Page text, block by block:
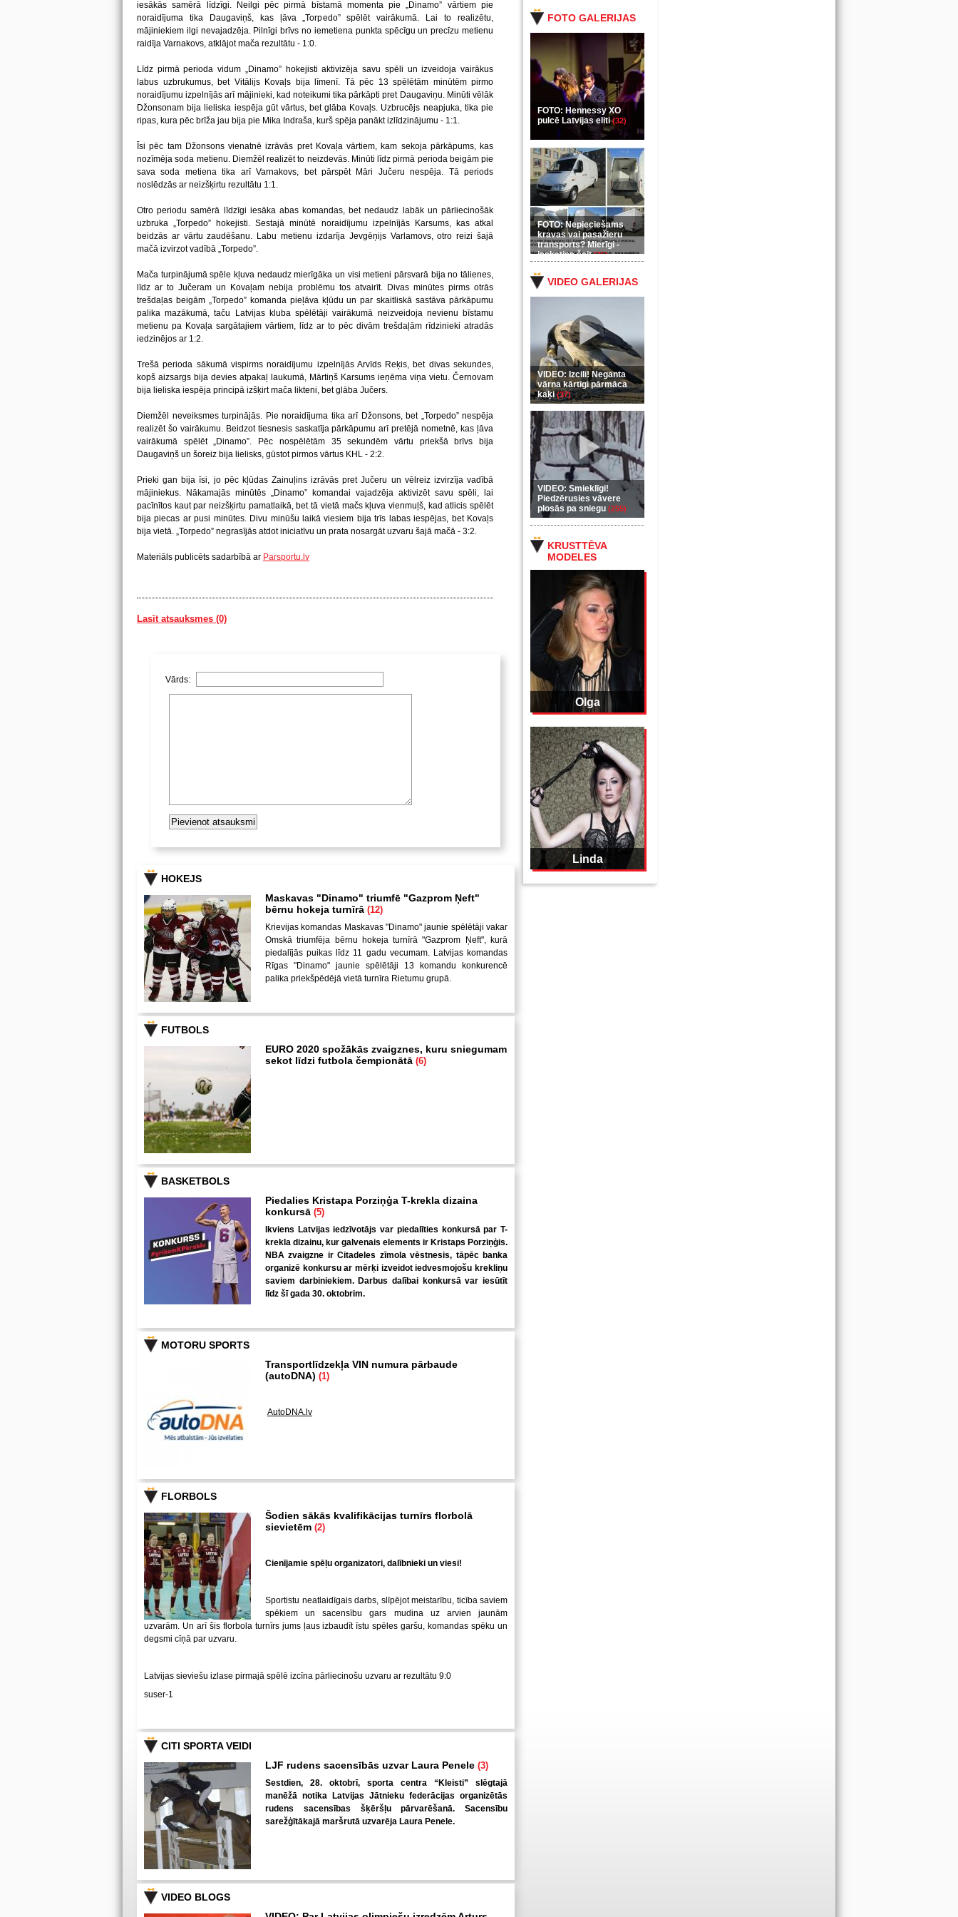
FOTO GALERIJAS
FOTO: Hennessy XO
pulcē Latvijas eliti(32)
FOTO: Nepieciešams
kravas vai pasažieru
transports? Mierīgi -
ieskaties šeit(35)
VIDEO GALERIJAS
VIDEO: Izcili! Neganta
vārna kārtīgi pārmāca
kaķi(37)
VIDEO: Smieklīgi!
Piedzērusies vāvere
plosās pa sniegu (255)
KRUSTTĒVA
MODELES
Olga
Linda
iesākās samērā līdzīgi. Neilgi pēc pirmā bīstamā momenta pie „Dinamo” vārtiem pie
noraidījuma tika Daugaviņš, kas ļāva „Torpedo” spēlēt vairākumā. Lai to realizētu,
mājiniekiem ilgi nevajadzēja. Pilnīgi brīvs no iemetiena punkta spēcīgu un precīzu metienu
raidīja Varnakovs, atklājot mača rezultātu - 1:0.
Līdz pirmā perioda vidum „Dinamo” hokejisti aktivizēja savu spēli un izveidoja vairākus
labus uzbrukumus, bet Vitālijs Kovaļs bija līmenī. Tā pēc 13 spēlētām minūtēm pirmo
noraidījumu izpelnījās arī mājinieki, kad noteikumi tika pārkāpti pret Daugaviņu. Minūti vēlāk
Džonsonam bija lieliska iespēja gūt vārtus, bet glāba Kovaļs. Uzbrucējs neapjuka, tika pie
ripas, kura pēc brīža jau bija pie Mika Indraša, kurš spēja panākt izlīdzinājumu - 1:1.
Īsi pēc tam Džonsons vienatnē izrāvās pret Kovaļa vārtiem, kam sekoja pārkāpums, kas
nozīmēja soda metienu. Diemžēl realizēt to neizdevās. Minūti līdz pirmā perioda beigām pie
sava soda metiena tika arī Varnakovs, bet pārspēt Māri Jučeru nespēja. Tā periods
noslēdzās ar neizšķirtu rezultātu 1:1.
Otro periodu samērā līdzīgi iesāka abas komandas, bet nedaudz labāk un pārliecinošāk
uzbruka „Torpedo” hokejisti. Sestajā minūtē noraidījumu izpelnījās Karsums, kas atkal
beidzās ar vārtu zaudēšanu. Labu metienu izdarīja Jevgēņijs Varlamovs, otro reizi šajā
mačā izvirzot vadībā „Torpedo”.
Mača turpinājumā spēle kļuva nedaudz mierīgāka un visi metieni pārsvarā bija no tālienes,
līdz ar to Jučeram un Kovaļam nebija problēmu tos atvairīt. Divas minūtes pirms otrās
trešdaļas beigām „Torpedo” komanda pieļāva kļūdu un par skaitliskā sastāva pārkāpumu
palika mazākumā, taču Latvijas kluba spēlētāji vairākumā neizveidoja nevienu bīstamu
metienu pa Kovaļa sargātajiem vārtiem, līdz ar to pēc divām trešdaļām rīdzinieki atradās
iedzinējos ar 1:2.
Trešā perioda sākumā vispirms noraidījumu izpelnījās Arvīds Reķis, bet divas sekundes,
kopš aizsargs bija devies atpakaļ laukumā, Mārtiņš Karsums ieņēma viņa vietu. Černovam
bija lieliska iespēja principā izšķirt mača likteni, bet glāba Jučers.
Diemžēl neveiksmes turpinājās. Pie noraidījuma tika arī Džonsons, bet „Torpedo” nespēja
realizēt šo vairākumu. Beidzot tiesnesis saskatīja pārkāpumu arī pretējā nometnē, kas ļāva
vairākumā spēlēt „Dinamo”. Pēc nospēlētām 35 sekundēm vārtu priekšā brīvs bija
Daugaviņš un šoreiz bija lielisks, gūstot pirmos vārtus KHL - 2:2.
Prieki gan bija īsi, jo pēc kļūdas Zainuļins izrāvās pret Jučeru un vēlreiz izvirzīja vadībā
mājiniekus. Nākamajās minūtēs „Dinamo” komandai vajadzēja aktivizēt savu spēli, lai
pacīnītos kaut par neizšķirtu pamatlaikā, bet tā vietā mačs kļuva vienmuļš, kad atlicis spēlēt
bija piecas ar pusi minūtes. Divu minūšu laikā viesiem bija trīs labas iespējas, bet Kovaļs
bija vietā. „Torpedo” negrasījās atdot iniciatīvu un prata nosargāt uzvaru šajā mačā - 3:2.
Materiāls publicēts sadarbībā ar Parsportu.lv
Lasīt atsauksmes (0)
Vārds:
HOKEJS
Maskavas "Dinamo" triumfē "Gazprom Ņeft"
bērnu hokeja turnīrā (12)
Krievijas komandas Maskavas "Dinamo" jaunie spēlētāji vakar
Omskā triumfēja bērnu hokeja turnīrā "Gazprom Ņeft", kurā
piedalījās puikas līdz 11 gadu vecumam. Latvijas komandas
Rīgas "Dinamo" jaunie spēlētāji 13 komandu konkurencē
palika priekšpēdējā vietā turnīra Rietumu grupā.
FUTBOLS
EURO 2020 spožākās zvaigznes, kuru sniegumam
sekot līdzi futbola čempionātā (6)
BASKETBOLS
Piedalies Kristapa Porziņģa T-krekla dizaina
konkursā (5)
Ikviens Latvijas iedzīvotājs var piedalīties konkursā par T-
krekla dizainu, kur galvenais elements ir Kristaps Porziņģis.
NBA zvaigzne ir Citadeles zīmola vēstnesis, tāpēc banka
organizē konkursu ar mērķi izveidot iedvesmojošu krekliņu
saviem darbiniekiem. Darbus dalībai konkursā var iesūtīt
līdz šī gada 30. oktobrim.
MOTORU SPORTS
Transportlīdzekļa VIN numura pārbaude
(autoDNA) (1)
AutoDNA.lv
FLORBOLS
Šodien sākās kvalifikācijas turnīrs florbolā
sievietēm (2)
Cienījamie spēļu organizatori, dalībnieki un viesi!
Sportistu neatlaidīgais darbs, slīpējot meistarību, ticība saviem
spēkiem un sacensību gars mudina uz arvien jaunām
uzvarām. Un arī šis florbola turnīrs jums ļaus izbaudīt īstu spēles garšu, komandas spēku un
degsmi cīņā par uzvaru.
Latvijas sieviešu izlase pirmajā spēlē izcīna pārliecinošu uzvaru ar rezultātu 9:0
suser-1
CITI SPORTA VEIDI
LJF rudens sacensībās uzvar Laura Penele (3)
Sestdien, 28. oktobrī, sporta centra “Kleisti” slēgtajā
manēžā notika Latvijas Jātnieku federācijas organizētās
rudens sacensības šķēršļu pārvarēšanā. Sacensību
sarežģītākajā maršrutā uzvarēja Laura Penele.
VIDEO BLOGS